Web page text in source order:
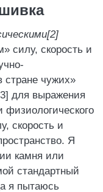
силу, скорость и
стране чужих»
для выражения
физиологического
скорость и
Я
камня или
стандартный
я пытаюсь